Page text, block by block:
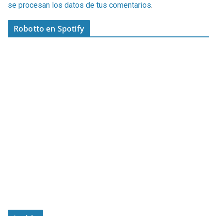
se procesan los datos de tus comentarios.
Robotto en Spotify